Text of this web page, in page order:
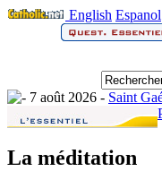
English Espanol
7 août 2026 - Saint
La méditation